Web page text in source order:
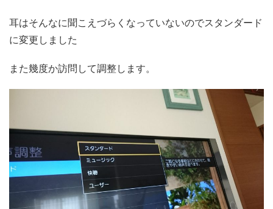
耳はそんなに聞こえづらくなっていないのでスタンダード
に変更しました
また幾度か訪問して調整します。